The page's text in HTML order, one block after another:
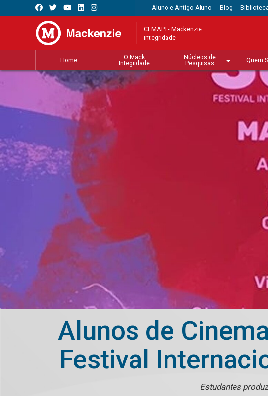
Aluno e Antigo Aluno Blog Biblioteca
CEMAPI - Mackenzie
Integridade
Home
O Mack
Integridade
Núcleos de
Pesquisas
Quem
Alunos de
Festival
Estudantes